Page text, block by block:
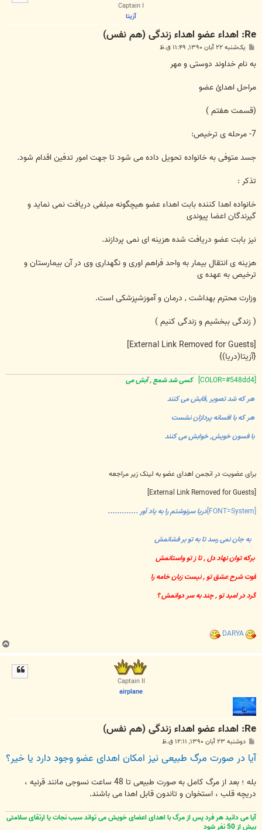
Captain I
آزیتا
Re: اهداء عضو اهداء زندگی (هم نفس)
پ
ت
یک‌شنبه ۲۲ آبان ۱۳۹۰, ۱۱:۴۹ ق.ظ
به نام خداوند دوستی و مهر
مراحل اهدائ عضو
(قسمت هفتم )
7- مرحله ی ترخیص:
جسد متوفی به خانواده تحویل داده می شود تا جهت امور تدفین اقدام شود.
تذکر :
خانواده اهدا کننده بابت اهداء عضو هیچگونه مبلغی دریافت نمی نماید و
گیرندگان اعضا پیوندی
نیز بابت عضو دریافت شده هزینه ای نمی پردازند.
هزینه ی انتقال بیمار به واحد فراهم اوری و نگهداری وی در آن بیمارستان و
ترخیص به عهده ی
وزارت محترم بهداشت , درمان و آموزشپزشکی است.
( زندگی ببخشیم و زندگی کنیم )
{آزیتا(دریا)}
کسی شد شمع , آبش می
هر که شد تصویر ,قابش می کنند
هر که با افسانه پردازان نشست
با فسون خویش, خوابش می کنند
برای عضویت در انجمن اهدای عضو به لینک زیر مراجعه
دریا سرنوشتم را به یاد آور .............
به جان نمی رسد تا به تو بر فشانمش
برکه توان نهاد دل , تا ز تو واستانمش
قوت شرح عشق تو , نیست زبان خامه را
گرد در امید تو , چند به سر دوانمش ؟
DARYA
ب
ا
Captain II
airplane
Re: اهداء عضو اهداء زندگی (هم نفس)
پ
ت
دوشنبه ۲۳ آبان ۱۳۹۰, ۱۲:۱۱ ق.ظ
آیا در صورت مرگ طبیعی نیز امکان اهدای عضو وجود دارد یا خیر؟
بله ؛ بعد از مرگ کامل به صورت طبیعی تا 48 ساعت نسوجی مانند قرنیه ،
دریچه قلب ، استخوان و تاندون قابل اهدا می باشند.
آیا می دانید هر فرد پس از مرگ با اهدای اعضای خویش می تواند سبب نجات یا ارتقای سلامتی
بیش از 50 نفر شود